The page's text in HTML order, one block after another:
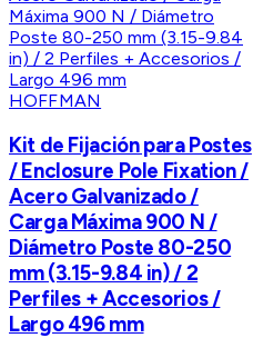
HOFFMAN
Kit de Fijación para Postes
/ Enclosure Pole Fixation /
Acero Galvanizado /
Carga Máxima 900 N /
Diámetro Poste 80-250
mm (3.15-9.84 in) / 2
Perfiles + Accesorios /
Largo 496 mm